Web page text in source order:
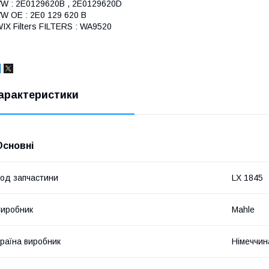
: 2E0129620B , 2E0129620D
OE : 2E0 129 620 B
Filters FILTERS : WA9520
запчастини LX 1845
Mahle
виробник